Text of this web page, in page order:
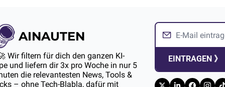
AINAUTEN
Wir filtern für dich den ganzen KI-
und liefern dir 3x pro Woche in nur 5
die relevantesten News, Tools &
– ohne Tech-Blabla, dafür mit
EINTRAGEN 》